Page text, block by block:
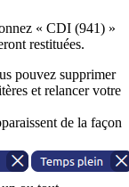
« CDI (941) »
restituées.
pouvez supprimer
et relancer votre
de la façon